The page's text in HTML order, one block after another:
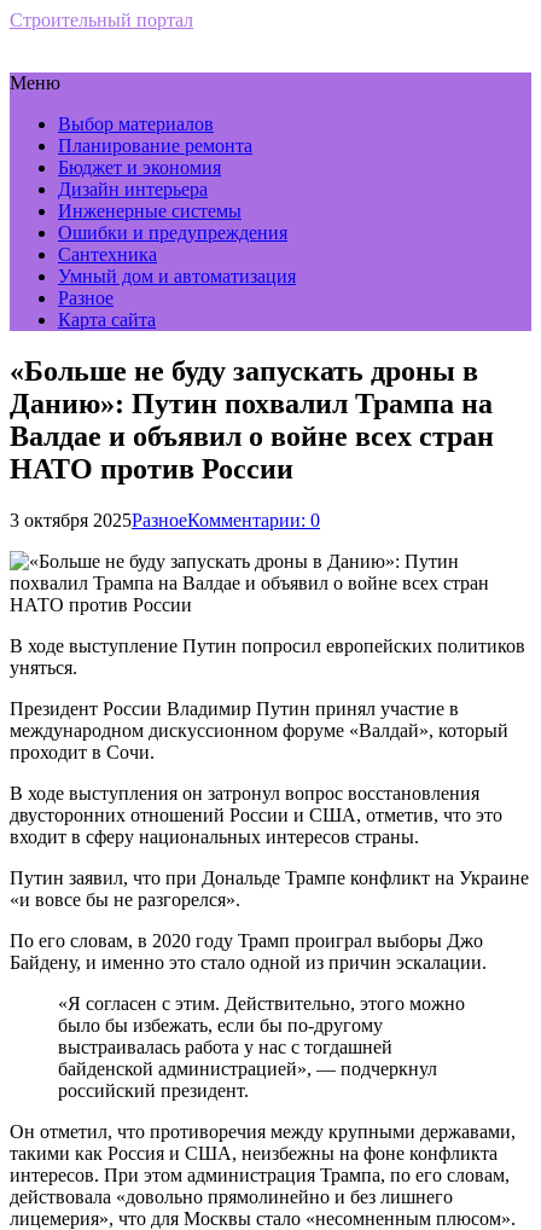
Строительный портал
Меню
Выбор материалов
Планирование ремонта
Бюджет и экономия
Дизайн интерьера
Инженерные системы
Ошибки и предупреждения
Сантехника
Умный дом и автоматизация
Разное
Карта сайта
«Больше не буду запускать дроны в
Данию»: Путин похвалил Трампа на
Валдае и объявил о войне всех стран
НАТО против России
3 октября 2025РазноеКомментарии: 0
В ходе выступление Путин попросил европейских политиков
уняться.
Президент России Владимир Путин принял участие в
международном дискуссионном форуме «Валдай», который
проходит в Сочи.
В ходе выступления он затронул вопрос восстановления
двусторонних отношений России и США, отметив, что это
входит в сферу национальных интересов страны.
Путин заявил, что при Дональде Трампе конфликт на Украине
«и вовсе бы не разгорелся».
По его словам, в 2020 году Трамп проиграл выборы Джо
Байдену, и именно это стало одной из причин эскалации.
«Я согласен с этим. Действительно, этого можно
было бы избежать, если бы по-другому
выстраивалась работа у нас с тогдашней
байденской администрацией», — подчеркнул
российский президент.
Он отметил, что противоречия между крупными державами,
такими как Россия и США, неизбежны на фоне конфликта
интересов. При этом администрация Трампа, по его словам,
действовала «довольно прямолинейно и без лишнего
лицемерия», что для Москвы стало «несомненным плюсом».